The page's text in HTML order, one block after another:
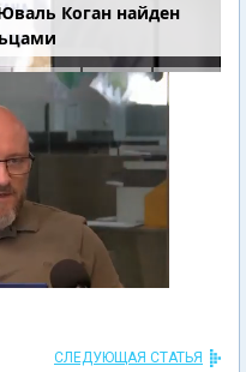
Коган найден
СЛЕДУЮЩАЯ СТАТЬЯ